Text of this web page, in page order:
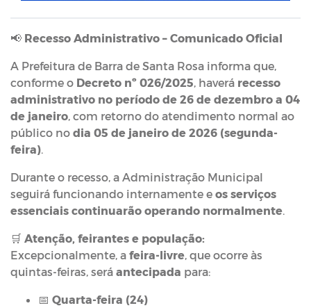
📢 Recesso Administrativo – Comunicado Oficial
A Prefeitura de Barra de Santa Rosa informa que,
conforme o Decreto nº 026/2025, haverá recesso
administrativo no período de 26 de dezembro a 04
de janeiro, com retorno do atendimento normal ao
público no dia 05 de janeiro de 2026 (segunda-
feira).
Durante o recesso, a Administração Municipal
seguirá funcionando internamente e os serviços
essenciais continuarão operando normalmente.
🛒 Atenção, feirantes e população:
Excepcionalmente, a feira-livre, que ocorre às
quintas-feiras, será antecipada para:
📅 Quarta-feira (24)